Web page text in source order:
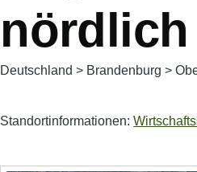
Deutschland > Brandenburg >
Standortinformationen: